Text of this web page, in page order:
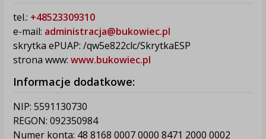
tel.: +48523309310
e-mail: administracja@bukowiec.pl
skrytka ePUAP: /qw5e822clc/SkrytkaESP
strona www: www.bukowiec.pl
Informacje dodatkowe:
NIP: 5591130730
REGON: 092350984
Numer konta: 48 8168 0007 0000 8471 2000 0002